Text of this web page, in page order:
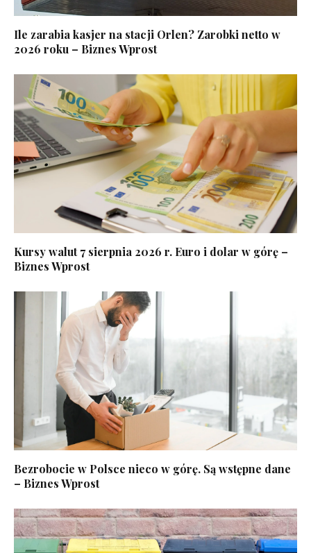
Ile zarabia kasjer na stacji Orlen? Zarobki netto w
2026 roku – Biznes Wprost
Kursy walut 7 sierpnia 2026 r. Euro i dolar w górę –
Biznes Wprost
Bezrobocie w Polsce nieco w górę. Są wstępne dane
– Biznes Wprost